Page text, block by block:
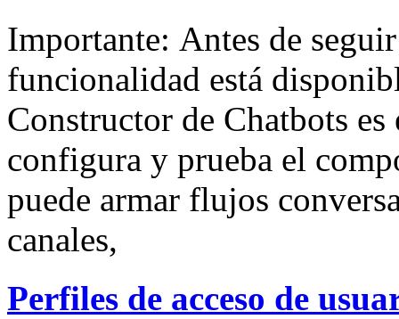
Importante: Antes de
funcionalidad está
Constructor de Chatbots
configura y prueba el
puede armar flujos
canales,
Perfiles de acceso de